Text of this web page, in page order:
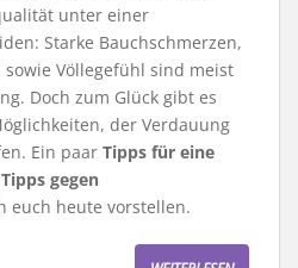
unter einer
Starke Bauchschmerzen,
Völlegefühl sind meist
Doch zum Glück gibt es
der Verdauung
Ein paar Tipps für eine
gegen
euch heute vorstellen.